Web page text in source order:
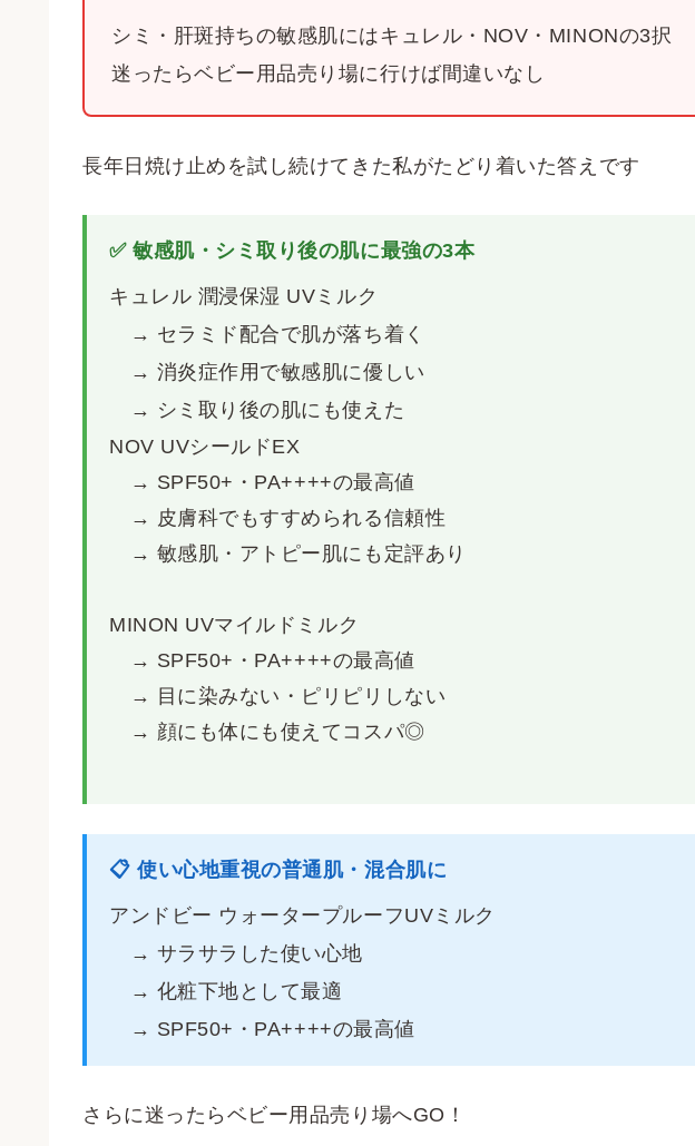
シミ・肝斑持ちの敏感肌にはキュレル・NOV・MINONの3択
迷ったらベビー用品売り場に行けば間違いなし
長年日焼け止めを試し続けてきた私がたどり着いた答えです
✅ 敏感肌・シミ取り後の肌に最強の3本
キュレル 潤浸保湿 UVミルク
→ セラミド配合で肌が落ち着く
→ 消炎症作用で敏感肌に優しい
→ シミ取り後の肌にも使えた
NOV UVシールドEX
→ SPF50+・PA++++の最高値
→ 皮膚科でもすすめられる信頼性
→ 敏感肌・アトピー肌にも定評あり
MINON UVマイルドミルク
→ SPF50+・PA++++の最高値
→ 目に染みない・ピリピリしない
→ 顔にも体にも使えてコスパ◎
📋 使い心地重視の普通肌・混合肌に
アンドビー ウォータープルーフUVミルク
→ サラサラした使い心地
→ 化粧下地として最適
→ SPF50+・PA++++の最高値
さらに迷ったらベビー用品売り場へGO！